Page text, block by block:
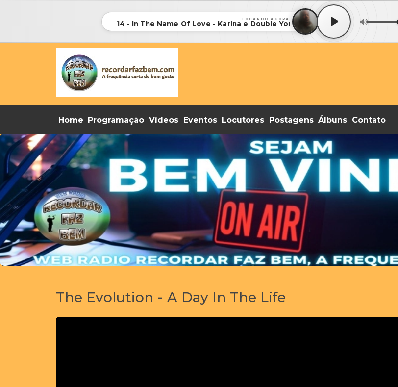
TOCANDO AGORA
14 - In The Name Of Love - Karina e Double You
Home Programação Vídeos Eventos Locutores Postagens Álbuns Contato
The Evolution - A Day In The Life